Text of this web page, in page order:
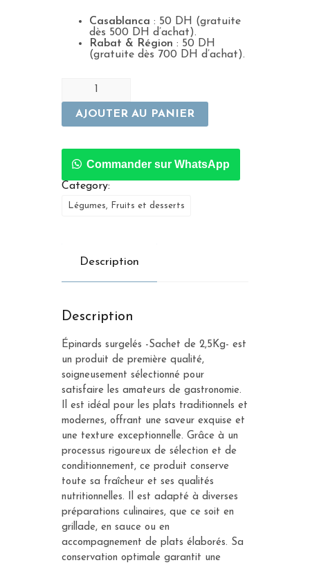
Casablanca : 50 DH (gratuite
dès 500 DH d’achat).
Rabat & Région : 50 DH
(gratuite dès 700 DH d’achat).
AJOUTER AU PANIER
Commander sur WhatsApp
Category:
Légumes, Fruits et desserts
Description
Description
Épinards surgelés -Sachet de 2,5Kg- est
un produit de première qualité,
soigneusement sélectionné pour
satisfaire les amateurs de gastronomie.
Il est idéal pour les plats traditionnels et
modernes, offrant une saveur exquise et
une texture exceptionnelle. Grâce à un
processus rigoureux de sélection et de
conditionnement, ce produit conserve
toute sa fraîcheur et ses qualités
nutritionnelles. Il est adapté à diverses
préparations culinaires, que ce soit en
grillade, en sauce ou en
accompagnement de plats élaborés. Sa
conservation optimale garantit une